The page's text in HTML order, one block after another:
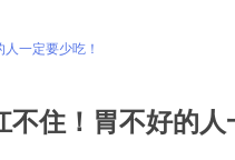
不住！胃不好的
一定要少吃！